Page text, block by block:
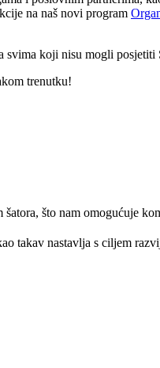
na naš novi program
koji nisu mogli posjetiti
trenutku!
što nam omogućuje
takav nastavlja s ciljem